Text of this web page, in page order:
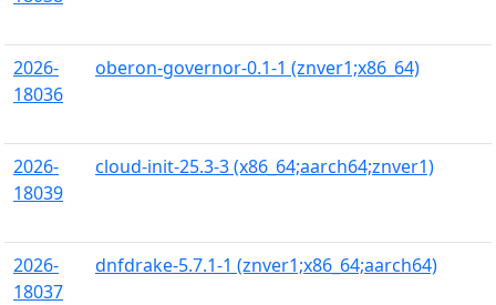
2026-
18036
oberon-governor-0.1-1 (znver1;x86_64)
2026-
18039
cloud-init-25.3-3 (x86_64;aarch64;znver1)
2026-
18037
dnfdrake-5.7.1-1 (znver1;x86_64;aarch64)